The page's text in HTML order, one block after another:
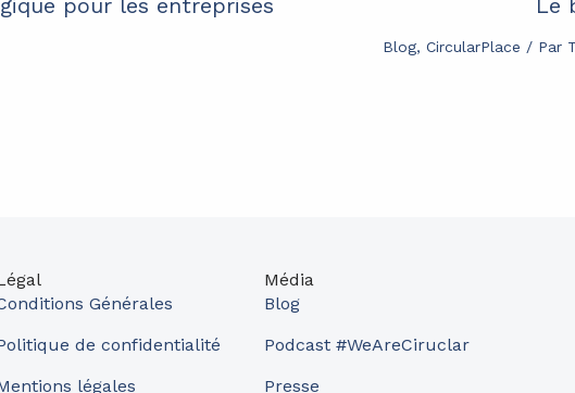
pour les entreprises Le
Blog, CircularPlace / Par
Générales
de confidentialité
légales
Média
Blog
Podcast #WeAreCiruclar
Presse